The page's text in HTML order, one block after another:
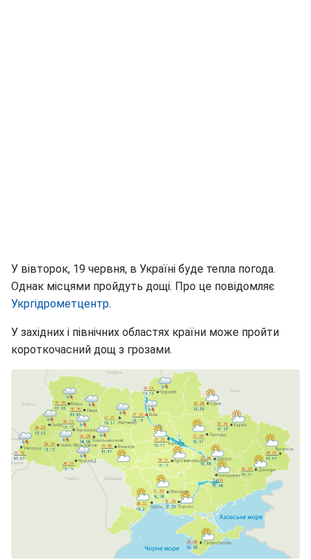
У вівторок, 19 червня, в Україні буде тепла погода.
Однак місцями пройдуть дощі. Про це повідомляє
Укргідрометцентр.
У західних і північних областях країни може пройти
короткочасний дощ з грозами.